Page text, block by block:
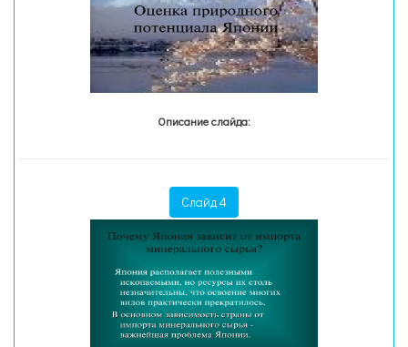
Описание слайда:
Слайд 4